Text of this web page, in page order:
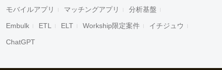
モバイルアプリ マッチングアプリ 分析基盤
Embulk ETL ELT Workship限定案件 イチジュウ
ChatGPT